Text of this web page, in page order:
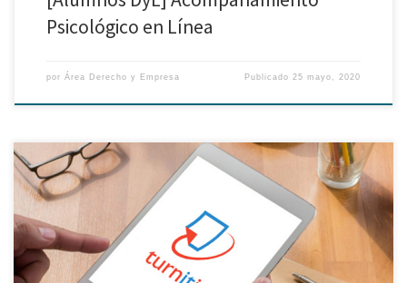
Psicológico en Línea
por Área Derecho y Empresa Publicado25 mayo, 2020
Como parte de las capacitaciones y apoyo a los estudiantes, el Área
Derecho y Empresa está brindando asesorías semanales para guiarte y
apoyarte en solucionar tus dudas y consultas respecto al manejo del
programa Turnitin y el manejo de los recursos virtuales en el Sistema de